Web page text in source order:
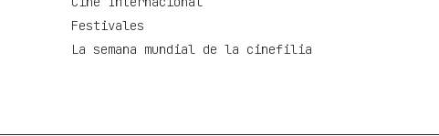
Festivales
La semana mundial de la cinefilia